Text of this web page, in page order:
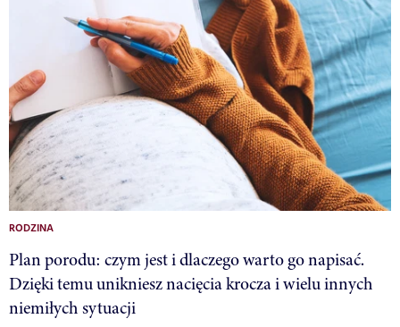
RODZINA
Plan porodu: czym jest i dlaczego warto go napisać.
Dzięki temu unikniesz nacięcia krocza i wielu innych
niemiłych sytuacji